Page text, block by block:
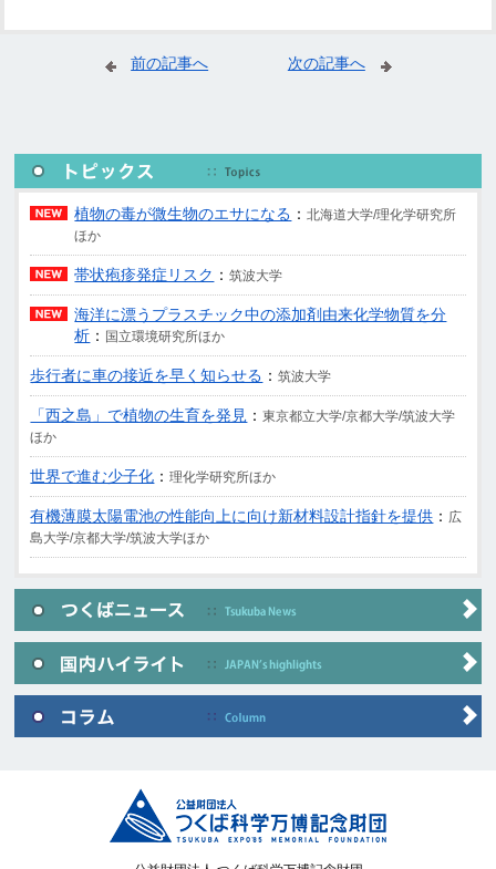
前の記事へ 次の記事へ
植物の毒が微生物のエサになる ：北海道大学/理化学研究所
ほか
帯状疱疹発症リスク ：筑波大学
海洋に漂うプラスチック中の添加剤由来化学物質を分
析 ： 国立環境研究所ほか
歩行者に車の接近を早く知らせる ：筑波大学
「西之島」で植物の生育を発見 ：東京都立大学/京都大学/筑波大学
ほか
世界で進む少子化 ：理化学研究所ほか
有機薄膜太陽電池の性能向上に向け新材料設計指針を提供 ： 広
島大学/京都大学/筑波大学ほか